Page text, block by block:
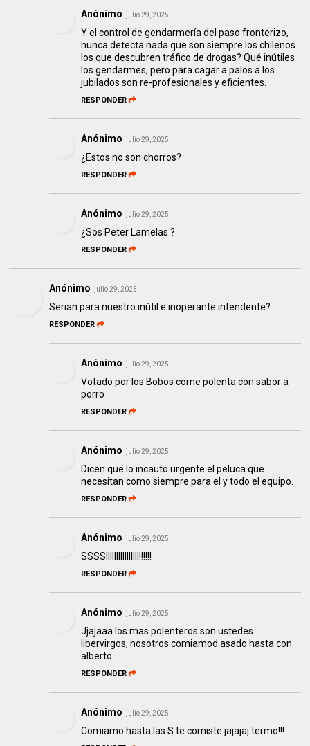
Anónimo julio 29, 2025
Y el control de gendarmería del paso fronterizo,
nunca detecta nada que son siempre los chilenos
los que descubren tráfico de drogas? Qué inútiles
los gendarmes, pero para cagar a palos a los
jubilados son re-profesionales y eficientes.
RESPONDER
Anónimo julio 29, 2025
¿Estos no son chorros?
RESPONDER
Anónimo julio 29, 2025
¿Sos Peter Lamelas ?
RESPONDER
Anónimo julio 29, 2025
Serian para nuestro inútil e inoperante intendente?
RESPONDER
Anónimo julio 29, 2025
Votado por los Bobos come polenta con sabor a
porro
RESPONDER
Anónimo julio 29, 2025
Dicen que lo incauto urgente el peluca que
necesitan como siempre para el y todo el equipo.
RESPONDER
Anónimo julio 29, 2025
SSSSIIIIIIIIIIIIIIII!!!!!!
RESPONDER
Anónimo julio 29, 2025
Jjajaaa los mas polenteros son ustedes
libervirgos, nosotros comiamod asado hasta con
alberto
RESPONDER
Anónimo julio 29, 2025
Comiamo hasta las S te comiste jajajaj termo!!!